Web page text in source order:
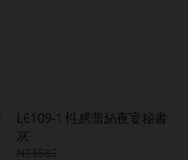
L6109-1 性感蕾絲夜宴秘書
灰